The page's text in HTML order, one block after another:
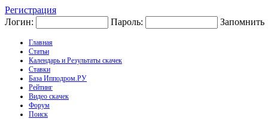
Регистрация
Логин:
Пароль: Запомнить
Главная
Статьи
Календарь и Результаты скачек
Ставки
База Ипподром.РУ
Рейтинг
Видео скачек
Форум
Поиск